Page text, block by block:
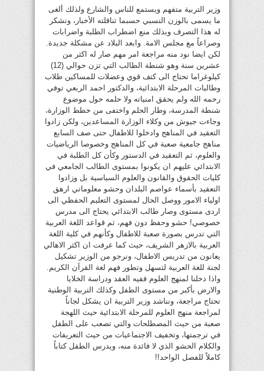
وزير التربية متفهم ويستمع للناس والشارع ولذلك ألغى
ما يسمى بالوزن النسبي حسبما تناقلته الأخبار، ونشكر
له هذا التصرف وبذلك منع اضطراب الطلبة واضرابات
وصراعاً مع مجلس الامة. وابعد البلاد عن مشكلة جديدة.
لكن ايضا نود منه مراجعة امر مهم صار له اكثر من
عشرين سنة وهو شنطة الطالب التي تزن حوالي (12)
كيلوغراما تحتاج الى كتف قوي وعضلات للمساكين طلاب
وطالبات المرحلة الابتدائية، والدكتور احمد الربعي توفي
رحمه الله ولم يحقق امنياته ولا حلمه حول موضوع
شنطة المدرسة، وطار الحلم واختفى من خطط الوزارة،
وجاءت جيوش من وكلاء الوزارة المساعدين، ولكن زادوا
التعقيد في المناهج وادخلوا للاطفال حتى صف السابع
مناهج جامعية صعبة في كل المناهج وخصوصا الرياضيات
والعلوم، ثم التعقيد في الدستور وكأن كل الطلبة في
الابتدائي عليهم ان يكونوا بمستوى الطالب الجامعي في
كليات الحقوق والقانون والعلوم السياسية بل وزادوا
التعقيد بأسماء عواصم البلدان وحشو معلوماتي ارهق
اولياء الامور ووصل الحال لمستوى التعليم الحفظي الى
اردى مستوى وصار طالب الابتدائي يحتاج الى مدرس
خصوصي! حشو وحفظ دون فهم، ثم قواعد اللغة العربية
التي تدرس بصورة صعبة للاطفال وكأنهم في كلية اللغة
العربية بالازهر الشريف، حيث كما عرفت ان اكثر الاهالي
يعانون من تدريس الاطفال، ونرجو من الوزير تشكيل
لجنة للغة العربية لتسهل وتطور فهم لغة القرآن الكريم.
واذا دخلنا لمنهج العلوم ففيه العقد ودراسة الخلايا
والارض بأكبر من مستوى الطفل وكذلك التربية الوطنية
تحتاج مراجعة، ونناشد وزير التربية ان يشكل لجاناً
لمراجعة منهج العلوم للمرحلة الابتدائية حيث اللهجة
صعبة من حيث المصطلحات والتي تصعب على الطفل
في ترجمتها، وتخفيف الاجتماعيات من حيث التعريفات
والكلام الحشو الذي لا فائدة منه، ويدرس الطفل كتاباً
كاملاً للفصل الواحد!!